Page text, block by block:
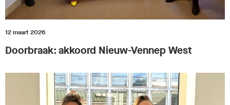
12 maart 2026
Doorbraak: akkoord Nieuw-Vennep West